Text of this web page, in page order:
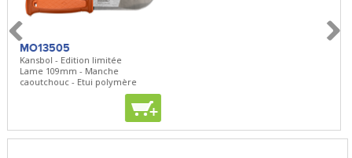
MO13505
Kansbol - Edition limitée
Lame 109mm - Manche
caoutchouc - Etui polymère
+